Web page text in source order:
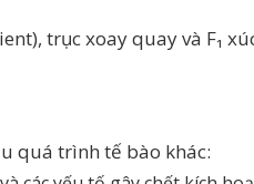
trục xoay quay và F₁
quá trình tế bào khác: